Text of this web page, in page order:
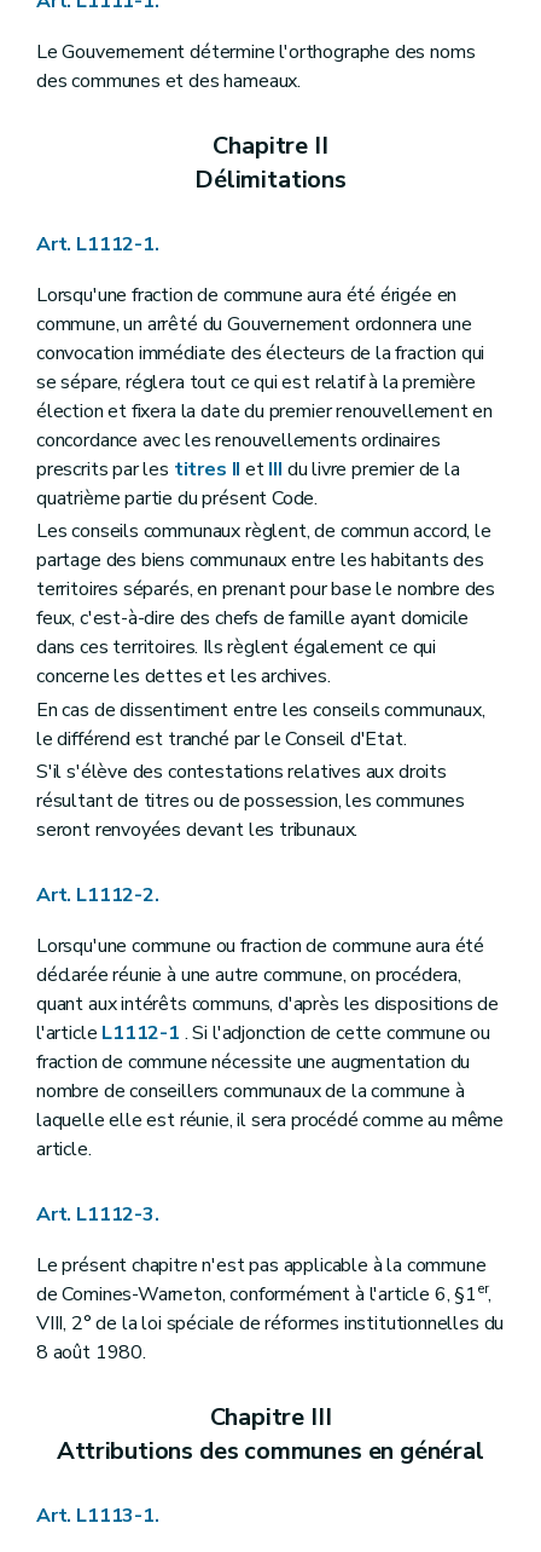
Art. L1122-25
Art. L1122-26
Art. L1122-29
Section 3 Attributions du conseil communal
Art. L1122-30
Art. L1122-34
Art. L1122-35
Art. L1122-36
Chapitre III Le bourgmestre et le collège communal
Section première Les groupes politiques et le pacte de majorité
Art. L1123-1
Art. L1123-2
Section 2 Le collège communal
Art. L1123-3
Art. L1123-4
Art.L1123-5
Art. L1123-6
Art. L1123-7
Art. L1123-8
Art. L1123-9
Art.L1123-10
Art. L1123-11
Art. L1123-12
Art. L1123-13
Section 3 La mise en oeuvre de la responsabilité du collège communal
Art. L1123-14
Section4– Décret du 8 décembre 2005, art. 15
Art. L1123-15
Art. L1123-16
Art. L1123-17
Section
Art. L1123-21
Art. L1123-22
Section6– Décret du 8 décembre 2005, art. 15
Art. L1123-23
Art. L1123-24
Art. L1123-25
Art. L1123-26
Art. L1123-27
Art. L1123-28
Section 8
Section9
Du congé à l'occasion de la naissance ou de l'adoption d'un enfant
Art.1123-32
Chapitre IV Le secrétaire et le receveur
Section première
Art. L1124-3
Art. L1124-4
Art. L1124-5
Le Gouvernement détermine l'orthographe des noms
des communes et des hameaux.
Chapitre II
Délimitations
Art. L1112-1.
Lorsqu'une fraction de commune aura été érigée en
commune, un arrêté du Gouvernement ordonnera une
convocation immédiate des électeurs de la fraction qui
se sépare, réglera tout ce qui est relatif à la première
élection et fixera la date du premier renouvellement en
concordance avec les renouvellements ordinaires
prescrits par les titres II etIII du livre premier de la
quatrième partie du présent Code.
Les conseils communaux règlent, de commun accord, le
partage des biens communaux entre les habitants des
territoires séparés, en prenant pour base le nombre des
feux, c'est-à-dire des chefs de famille ayant domicile
dans ces territoires. Ils règlent également ce qui
concerne les dettes et les archives.
En cas de dissentiment entre les conseils communaux,
le différend est tranché par le Conseil d'Etat.
S'il s'élève des contestations relatives aux droits
résultant de titres ou de possession, les communes
seront renvoyées devant les tribunaux.
Art. L1112-2.
Lorsqu'une commune ou fraction de commune aura été
déclarée réunie à une autre commune, on procédera,
quant aux intérêts communs, d'après les dispositions de
l'article L1112-1 . Si l'adjonction de cette commune ou
fraction de commune nécessite une augmentation du
nombre de conseillers communaux de la commune à
laquelle elle est réunie, il sera procédé comme au même
article.
Art. L1112-3.
Le présent chapitre n'est pas applicable à la commune
de Comines-Warneton, conformément à l'article 6, §1er,
VIII, 2° de la loi spéciale de réformes institutionnelles du
8 août 1980.
Chapitre III
Attributions des communes en général
Art. L1113-1.